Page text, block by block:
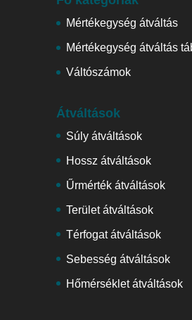
Mértékegység átváltás
Mértékegység átváltás
Váltószámok
Átváltások
Súly átváltások
Hossz átváltások
Űrmérték átváltások
Terület átváltások
Térfogat átváltások
Sebesség átváltások
Hőmérséklet átváltások